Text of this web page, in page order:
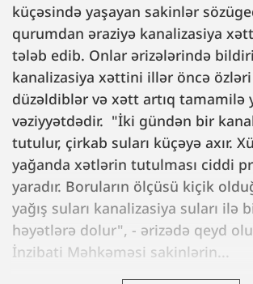
küçəsində yaşayan sakinlər
qurumdan əraziyə kanalizasiya
tələb edib. Onlar ərizələrində
kanalizasiya xəttini illər öncə
düzəldiblər və xətt artıq tamamilə
vəziyyətdədir. "İki gündən bir
tutulur, çirkab suları küçəyə axır.
yağanda xətlərin tutulması ciddi
yaradır. Boruların ölçüsü kiçik
yağış suları kanalizasiya suları ilə
həyətlərə dolur", - ərizədə qeyd
İnzibati Məhkəməsi sakinlərin...